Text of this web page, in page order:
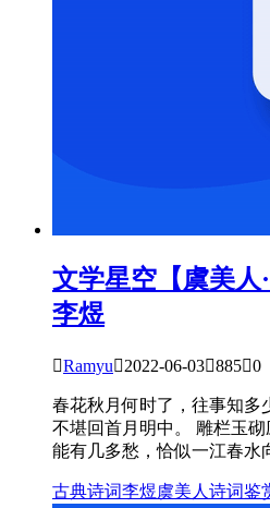
文学星空 【虞美
李煜
Ramyu2022-06-038850
春花秋月何时了，往事知多
不堪回首月明中。 雕栏玉
能有几多愁，恰似一江春
古典诗词李煜虞美人 诗词鉴